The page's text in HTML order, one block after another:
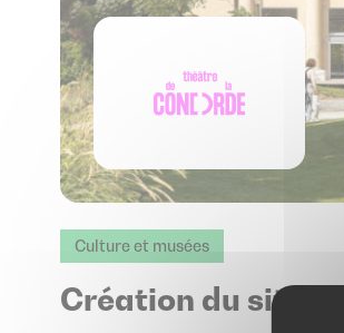
Culture et musées
Création du site